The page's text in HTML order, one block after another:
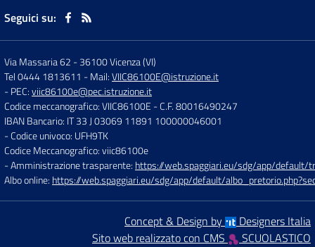
Seguici su:
Via Massaria 62 -36100 Vicenza (VI)
Tel 0444 1813611 - Mail:VIIC86100E@istruzione.it
- PEC:viic86100e@pec.istruzione.it
Codice meccanografico: VIIC86100E - C.F. 80016490247
IBAN Bancario: IT 33 J 03069 11891 100000046001
- Codice univoco: UFH9TK
Codice Meccanografico: viic86100e
- Amministrazione trasparente: https://web.spaggiari.eu/sdg/app/default/
Albo online: https://web.spaggiari.eu/sdg/app/default/
Concept & Design by
Designers Italia
Sito web realizzato con CMS
SCUOLASTICO